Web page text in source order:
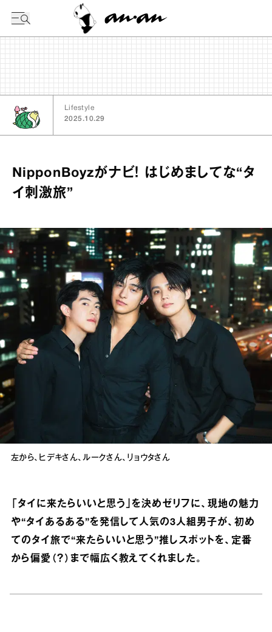
Lifestyle
2025.10.29
NipponBoyzがナビ！ はじめましてな“タ
イ刺激旅”
左から、ヒデキさん、ルークさん、リョウタさん
「タイに来たらいいと思う」を決めゼリフに、現地の魅力
や“タイあるある”を発信して人気の3人組男子が、初め
てのタイ旅で“来たらいいと思う”推しスポットを、定番
から偏愛（？）まで幅広く教えてくれました。